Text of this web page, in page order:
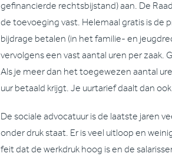
gefinancierde rechtsbijstand) aan. De
de toevoeging vast. Helemaal gratis is de
bijdrage betalen (in het familie- en
vervolgens een vast aantal uren per zaak.
Als je meer dan het toegewezen aantal
uur betaald krijgt. Je uurtarief daalt dan
De sociale advocatuur is de laatste jaren
onder druk staat. Er is veel uitloop en
feit dat de werkdruk hoog is en de